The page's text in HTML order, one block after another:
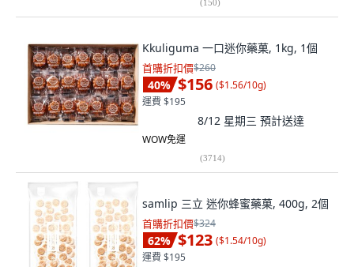
(150)
Kkuliguma 一口迷你藥菓, 1kg, 1個
首購折扣價$260
40% $156 ($1.56/10g)
運費 $195
8/12 星期三 預計送達
WOW免運
(3714)
samlip 三立 迷你蜂蜜藥菓, 400g, 2個
首購折扣價$324
62% $123 ($1.54/10g)
運費 $195